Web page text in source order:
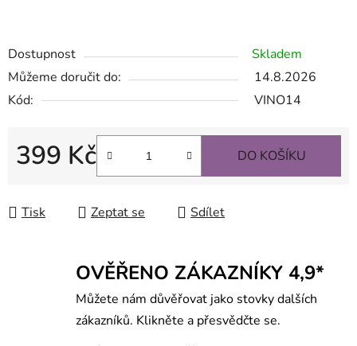
Dostupnost
Skladem
Můžeme doručit do:
14.8.2026
Kód:
VINO14
399 Kč DO KOŠÍKU
Tisk Zeptat se Sdílet
OVĚŘENO ZÁKAZNÍKY 4,9*
Můžete nám důvěřovat jako stovky dalších
zákazníků. Klikněte a přesvědčte se.